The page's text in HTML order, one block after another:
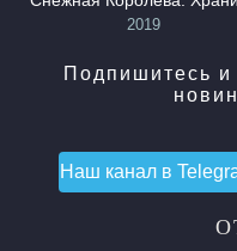
2019
Подпишитесь
Наш канал в